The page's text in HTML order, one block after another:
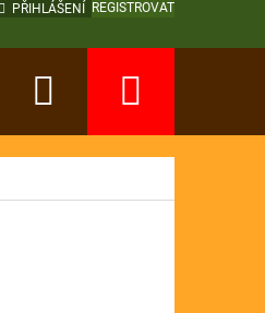
PŘIHLÁŠENÍ REGISTROVAT
Hledat